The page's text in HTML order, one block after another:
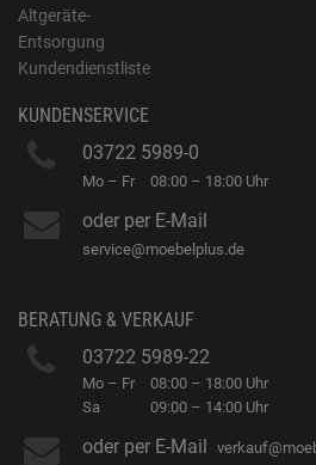
Altgeräte-
Entsorgung
Kundendienstliste
KUNDENSERVICE
03722 5989-0
Mo – Fr 08:00 – 18:00 Uhr
oder per E-Mail
service@moebelplus.de
BERATUNG & VERKAUF
03722 5989-22
Mo – Fr
Sa
08:00 – 18:00 Uhr
09:00 – 14:00 Uhr
oder per E-Mail